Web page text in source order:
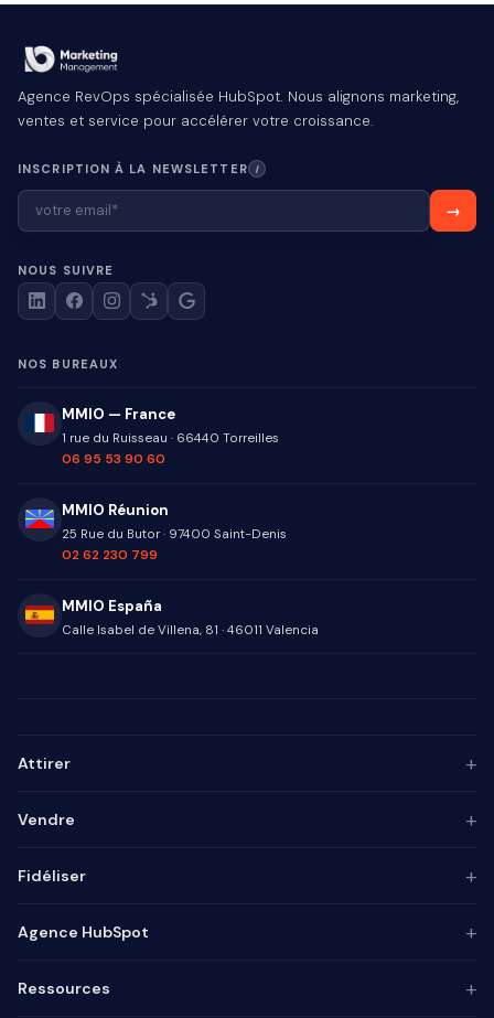
Agence RevOps spécialisée HubSpot. Nous alignons marketing,
ventes et service pour accélérer votre croissance.
INSCRIPTION À LA NEWSLETTER I
NOUS SUIVRE
NOS BUREAUX
MMIO — France
1 rue du Ruisseau · 66440 Torreilles
06 95 53 90 60
MMIO Réunion
25 Rue du Butor· 97400 Saint-Denis
02 62 230 799
MMIO España
Calle Isabel de Villena, 81 · 46011 Valencia
Attirer +
Marketing de contenu
Agence GEO
Lead generation
Inbound marketing
Vendre +
Alignement mktg-vente
Pilotage commercial
Social selling
Fidéliser +
Chatbot
Agent IA
Agence HubSpot +
Consulting
Ressources +